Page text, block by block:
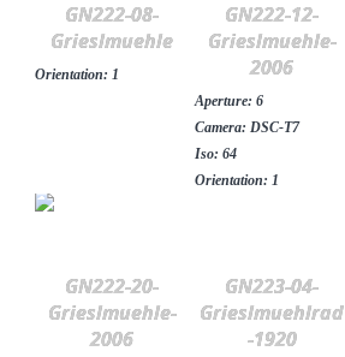
GN222-08-
Grieslmuehle
Orientation: 1
GN222-12-
Grieslmuehle-
2006
Aperture: 6
Camera: DSC-T7
Iso: 64
Orientation: 1
GN222-20-
Grieslmuehle-
2006
GN223-04-
Grieslmuehlrad
-1920